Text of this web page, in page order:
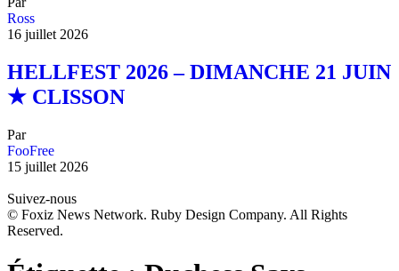
Ross
16 juillet 2026
HELLFEST 2026 – DIMANCHE 21 JUIN
★ CLISSON
Par
FooFree
15 juillet 2026
Suivez-nous
© Foxiz News Network. Ruby Design Company. All Rights
Reserved.